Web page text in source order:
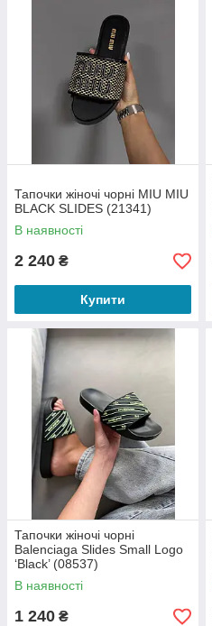
Тапочки жіночі чорні MIU MIU
BLACK SLIDES (21341)
В наявності
2 240 ₴
Купити
Тапочки жіночі чорні
Balenciaga Slides Small Logo
‘Black’ (08537)
В наявності
1 240 ₴